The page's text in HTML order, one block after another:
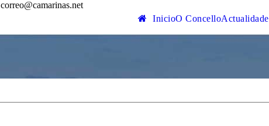
correo@camarinas.net
InicioO ConcelloActualidade